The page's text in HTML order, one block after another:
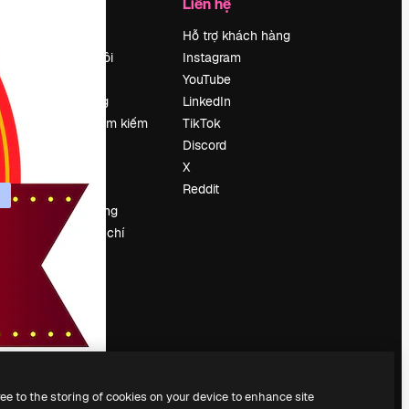
Về chúng tôi
Tuyển dụng
Xu hướng tìm kiếm
Slidesgo
Bán nội dung
Phòng báo chí
Tìm kiếm
magnific.ai
Hỗ trợ khách hàng
Instagram
YouTube
LinkedIn
TikTok
Discord
X
Reddit
to the storing of cookies on your device to enhance site